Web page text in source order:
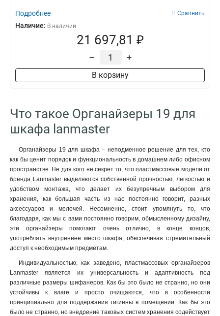
Подробнее Сравнить
Наличие: В наличии
21 697,81 ₽
– +
В корзину
Что такое Органайзеры 19 для
шкафа lanmaster
Органайзеры 19 для шкафа – неподменное решение для тех, кто
как бы ценит порядок и функциональность в домашнем либо офисном
пространстве. Не для кого не секрет то, что пластмассовые модели от
бренда Lanmaster выделяются собственной прочностью, легкостью и
удобством монтажа, что делает их безупречным выбором для
хранения, как большая часть из нас постоянно говорит, разных
аксессуаров и мелочей. Несомненно, стоит упомянуть то, что
благодаря, как мы с вами постоянно говорим, обмысленному дизайну,
эти органайзеры помогают очень отлично, в конце концов,
употреблять внутреннее место шкафа, обеспечивая стремительный
доступ к необходимым предметам.
Индивидуальностью, как заведено, пластмассовых органайзеров
Lanmaster является их универсальность и адаптивность под
различные размеры шифанеров. Как бы это было не странно, но они
устойчивы к влаге и просто очищаются, что в особенности
принципиально для поддержания гигиены в помещении. Как бы это
было не странно, но внедрение таковых систем хранения содействует